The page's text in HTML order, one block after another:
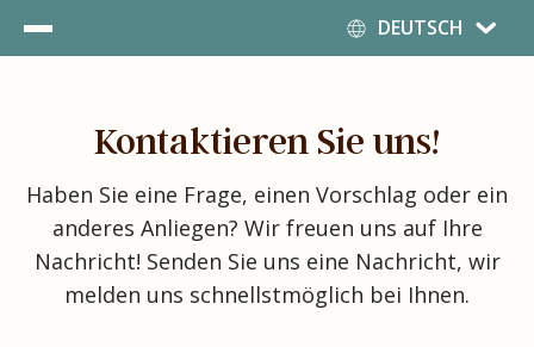
DEUTSCH
Deutsch
English
Kontaktieren Sie uns!
Haben Sie eine Frage, einen Vorschlag oder ein
anderes Anliegen? Wir freuen uns auf Ihre
Nachricht! Senden Sie uns eine Nachricht, wir
melden uns schnellstmöglich bei Ihnen.